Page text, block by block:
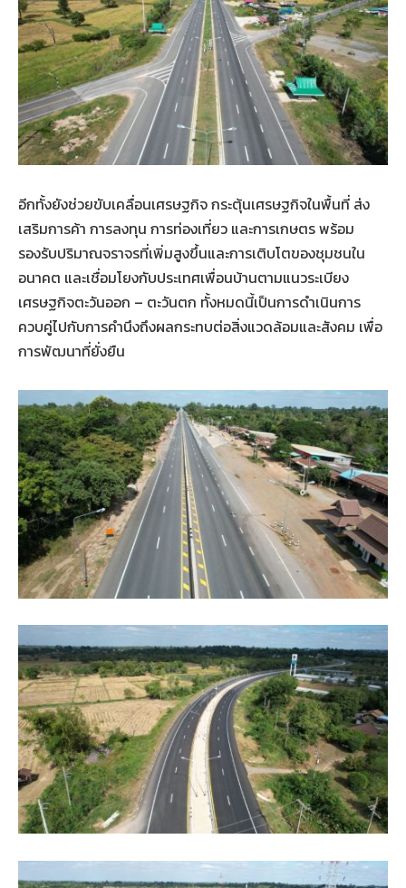
อีกทั้งยังช่วยขับเคลื่อนเศรษฐกิจ กระตุ้นเศรษฐกิจในพื้นที่ ส่ง
เสริมการค้า การลงทุน การท่องเที่ยว และการเกษตร พร้อม
รองรับปริมาณจราจรที่เพิ่มสูงขึ้นและการเติบโตของชุมชนใน
อนาคต และเชื่อมโยงกับประเทศเพื่อนบ้านตามแนวระเบียง
เศรษฐกิจตะวันออก – ตะวันตก ทั้งหมดนี้เป็นการดำเนินการ
ควบคู่ไปกับการคำนึงถึงผลกระทบต่อสิ่งแวดล้อมและสังคม เพื่อ
การพัฒนาที่ยั่งยืน